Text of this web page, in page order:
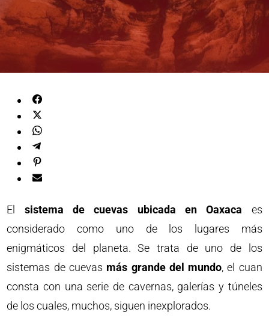
El sistema de cuevas ubicada en Oaxaca es
considerado como uno de los lugares más
enigmáticos del planeta. Se trata de uno de los
sistemas de cuevas más grande del mundo, el cuan
consta con una serie de cavernas, galerías y túneles
de los cuales, muchos, siguen inexplorados.